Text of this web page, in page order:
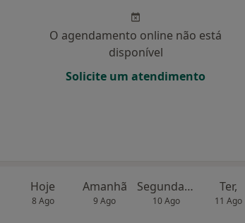
O agendamento online não está
disponível
Solicite um atendimento
Hoje
8 Ago
Amanhã
9 Ago
Segunda-feira
10 Ago
Ter,
11 Ago